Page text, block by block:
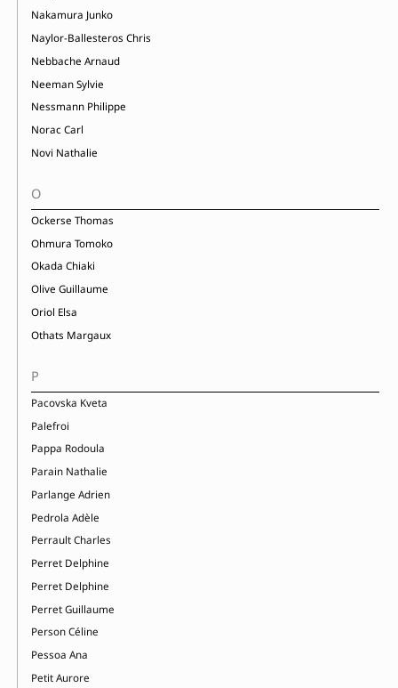
Nakamura Junko
Naylor-Ballesteros Chris
Nebbache Arnaud
Neeman Sylvie
Nessmann Philippe
Norac Carl
Novi Nathalie
O
Ockerse Thomas
Ohmura Tomoko
Okada Chiaki
Olive Guillaume
Oriol Elsa
Othats Margaux
P
Pacovska Kveta
Palefroi
Pappa Rodoula
Parain Nathalie
Parlange Adrien
Pedrola Adèle
Perrault Charles
Perret Delphine
Perret Delphine
Perret Guillaume
Person Céline
Pessoa Ana
Petit Aurore